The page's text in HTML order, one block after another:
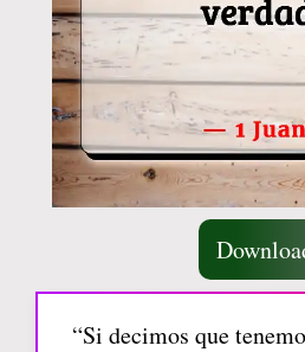
“Si decimos que